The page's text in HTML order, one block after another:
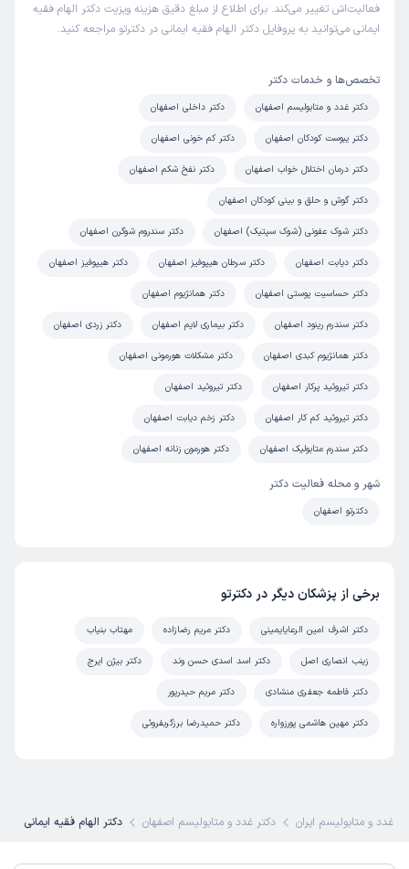
فعالیت‌اش تغییر می‌کند. برای اطلاع از مبلغ دقیق هزینه ویزیت دکتر الهام فقیه
ایمانی می‌توانید به پروفایل دکتر الهام فقیه ایمانی در دکترتو مراجعه کنید.
تخصص‌ها و خدمات دکتر
دکتر غدد و متابولیسم اصفهان دکتر داخلی اصفهان
دکتر یبوست کودکان اصفهان دکتر کم خونی اصفهان
دکتر درمان اختلال خواب اصفهان دکتر نفخ شکم اصفهان
دکتر گوش و حلق و بینی کودکان اصفهان
دکتر شوک عفونی (شوک سپتیک) اصفهان دکتر سندروم شوگرن اصفهان
دکتر دیابت اصفهان دکتر سرطان هیپوفیز اصفهان دکتر هیپوفیز اصفهان
دکتر حساسیت پوستی اصفهان دکتر همانژیوم اصفهان
دکتر سندرم رینود اصفهان دکتر بیماری لایم اصفهان دکتر زردی اصفهان
دکتر همانژیوم کبدی اصفهان دکتر مشکلات هورمونی اصفهان
دکتر تیروئید پرکار اصفهان دکتر تیروئید اصفهان
دکتر تیروئید کم کار اصفهان دکتر زخم دیابت اصفهان
دکتر سندرم متابولیک اصفهان دکتر هورمون زنانه اصفهان
شهر و محله فعالیت دکتر
دکترتو اصفهان
برخی از پزشکان دیگر در دکترتو
دکتر اشرف امین الرعایایمینی دکتر مریم رضازاده مهتاب بنیاب
زینب انصاری اصل دکتر اسد اسدی حسن وند دکتر بیژن ایرج
دکتر فاطمه جعفری منشادی دکتر مریم حیدرپور
دکتر مهین هاشمی پورزواره دکتر حمیدرضا برزگربفروئی
غدد و متابولیسم ایران دکتر غدد و متابولیسم اصفهان دکتر الهام فقیه ایمانی